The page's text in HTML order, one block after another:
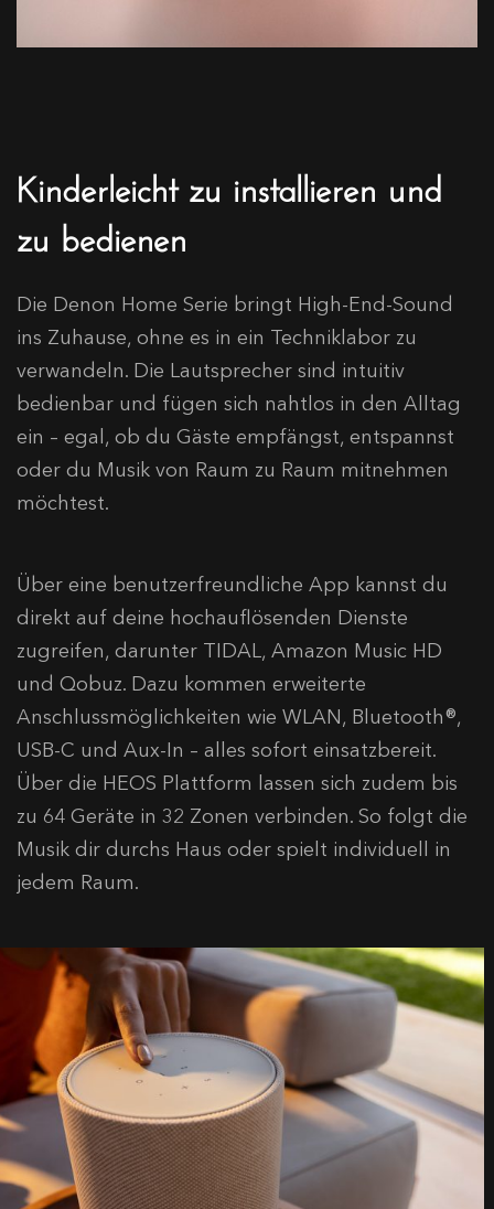
Kinderleicht zu installieren und
zu bedienen
Die Denon Home Serie bringt High-End-Sound
ins Zuhause, ohne es in ein Techniklabor zu
verwandeln. Die Lautsprecher sind intuitiv
bedienbar und fügen sich nahtlos in den Alltag
ein – egal, ob du Gäste empfängst, entspannst
oder du Musik von Raum zu Raum mitnehmen
möchtest.
Über eine benutzerfreundliche App kannst du
direkt auf deine hochauflösenden Dienste
zugreifen, darunter TIDAL, Amazon Music HD
und Qobuz. Dazu kommen erweiterte
Anschlussmöglichkeiten wie WLAN, Bluetooth®,
USB-C und Aux-In – alles sofort einsatzbereit.
Über die HEOS Plattform lassen sich zudem bis
zu 64 Geräte in 32 Zonen verbinden. So folgt die
Musik dir durchs Haus oder spielt individuell in
jedem Raum.